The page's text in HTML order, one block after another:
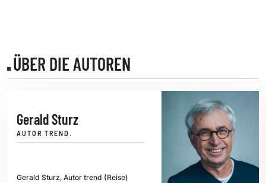
ÜBER DIE AUTOREN
Gerald Sturz
AUTOR TREND.
Gerald Sturz, Autor trend (Reise)